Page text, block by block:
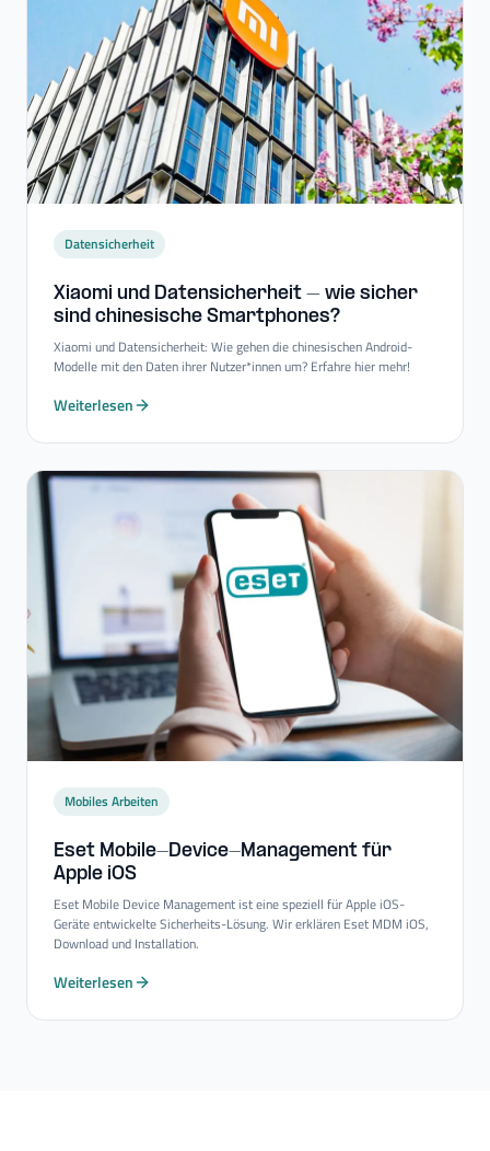
Datensicherheit
Xiaomi und Datensicherheit – wie sicher
sind chinesische Smartphones?
Xiaomi und Datensicherheit: Wie gehen die chinesischen Android-
Modelle mit den Daten ihrer Nutzer*innen um? Erfahre hier mehr!
Weiterlesen
Mobiles Arbeiten
Eset Mobile-​Device-​Management für
Apple iOS
Eset Mobile Device Management ist eine speziell für Apple iOS-
Geräte entwickelte Sicherheits-Lösung. Wir erklären Eset MDM iOS,
Download und Installation.
Weiterlesen